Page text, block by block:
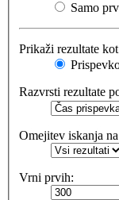
Samo
Prikaži rezultate
Razvrsti rezultate
Omejitev iskanja
Vrni prvih: